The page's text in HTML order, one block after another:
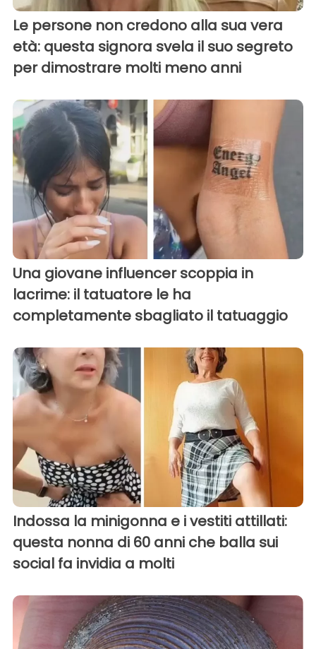
Le persone non credono alla sua vera
età: questa signora svela il suo segreto
per dimostrare molti meno anni
Una giovane influencer scoppia in
lacrime: il tatuatore le ha
completamente sbagliato il tatuaggio
Indossa la minigonna e i vestiti attillati:
questa nonna di 60 anni che balla sui
social fa invidia a molti